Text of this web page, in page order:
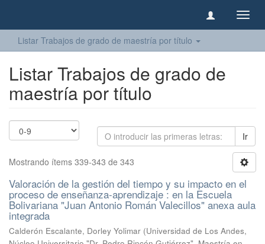
Listar Trabajos de grado de maestría por título
Listar Trabajos de grado de
maestría por título
Ir
Mostrando ítems 339-343 de 343
Valoración de la gestión del tiempo y su impacto en el
proceso de enseñanza-aprendizaje : en la Escuela
Bolivariana "Juan Antonio Román Valecillos" anexa aula
integrada
Calderón Escalante, Dorley Yolimar (Universidad de Los Andes,